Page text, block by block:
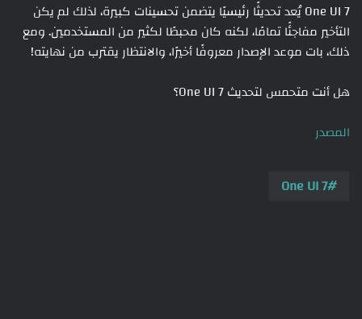
One UI 7 يُعد تحديثًا رئيسيًا يتضمن تحسينات كبيرة، لذلك لم يكن
التأخير مفاجئًا تمامًا، لكنه كان محبطًا لكثير من المستخدمين. ومع
ذلك، بات موعد الإصدار معروفًا أخيرًا، والانتظار يقترب من نهايته!
هل أنت متحمس لتحديث One UI 7؟
المصدر
One UI 7